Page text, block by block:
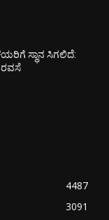
ಸ್ಥಾನ ಸಿಗಲಿದೆ:
4487
3091